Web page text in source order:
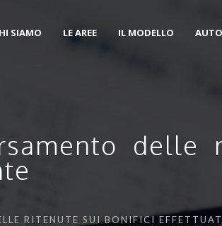
SIAMO LE AREE IL MODELLO
delle
RITENUTE SUI BONIFICI